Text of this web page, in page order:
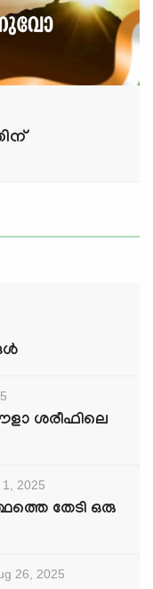
ശരീഫിലെ
1, 2025
തേടി ഒരു
26, 2025